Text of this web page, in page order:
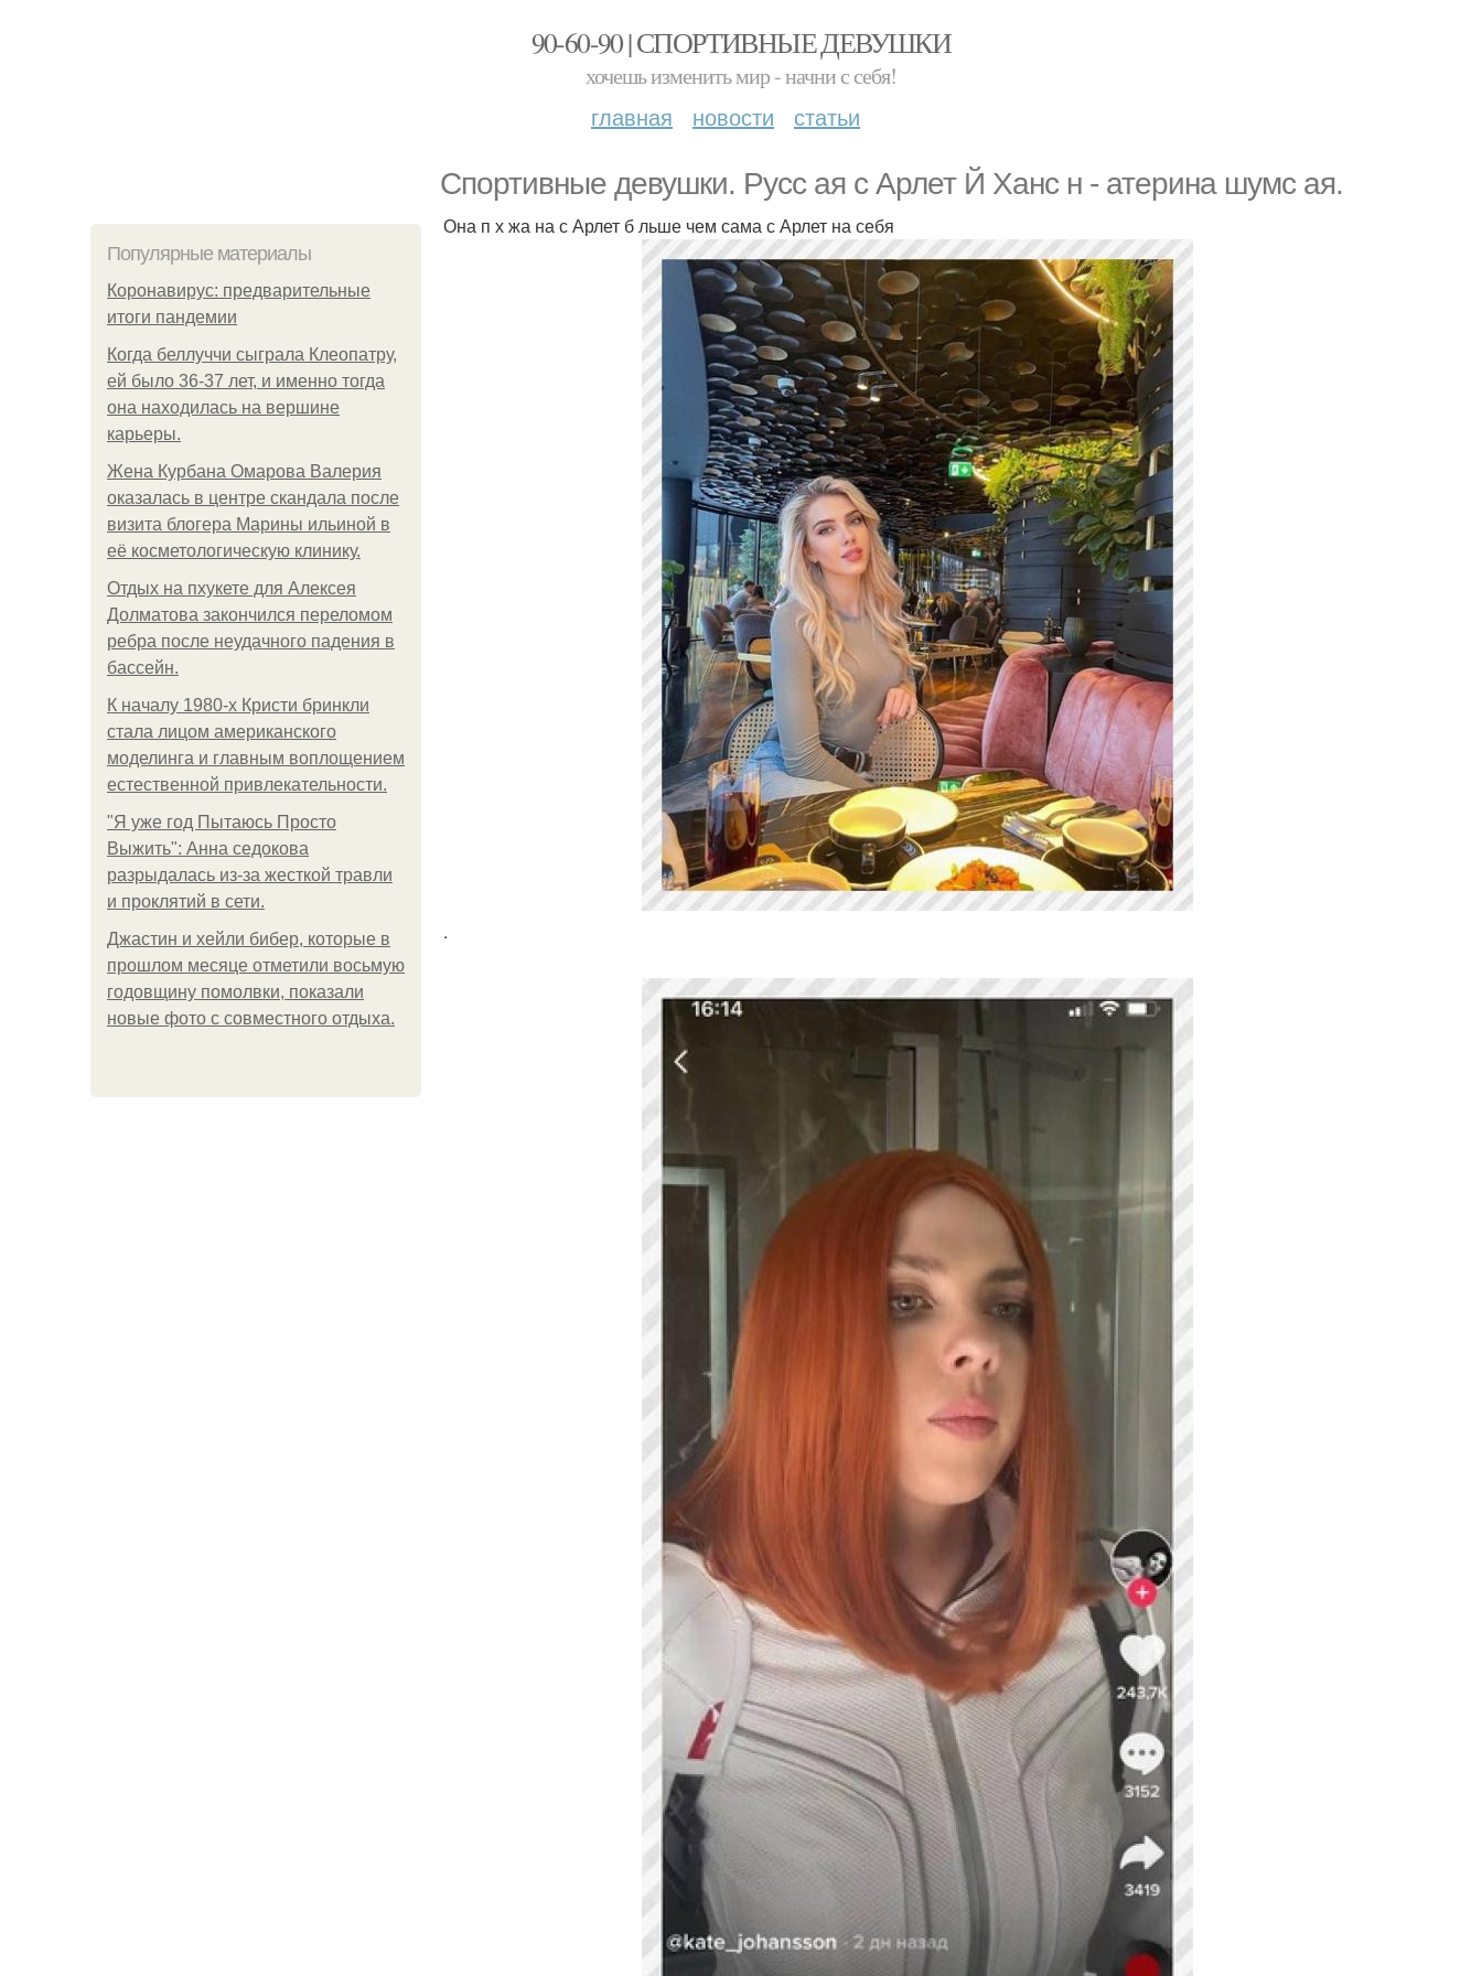
90-60-90 | СПОРТИВНЫЕ ДЕВУШКИ
хочешь изменить мир - начни с себя!
главная новости статьи
Спортивные девушки. Русс ая с Арлет Й Ханс н - атерина шумс ая.
Популярные материалы
Коронавирус: предварительные
итоги пандемии
Когда беллуччи сыграла Клеопатру,
ей было 36-37 лет, и именно тогда
она находилась на вершине
карьеры.
Жена Курбана Омарова Валерия
оказалась в центре скандала после
визита блогера Марины ильиной в
её косметологическую клинику.
Отдых на пхукете для Алексея
Долматова закончился переломом
ребра после неудачного падения в
бассейн.
К началу 1980-х Кристи бринкли
стала лицом американского
моделинга и главным воплощением
естественной привлекательности.
"Я уже год Пытаюсь Просто
Выжить": Анна седокова
разрыдалась из-за жесткой травли
и проклятий в сети.
Джастин и хейли бибер, которые в
прошлом месяце отметили восьмую
годовщину помолвки, показали
новые фото с совместного отдыха.
Она п х жа на с Арлет б льше чем сама с Арлет на себя
.